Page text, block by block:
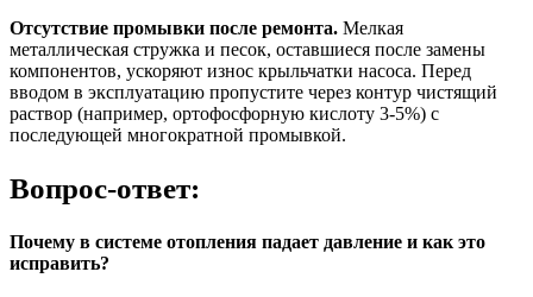
Отсутствие промывки после ремонта. Мелкая
металлическая стружка и песок, оставшиеся после замены
компонентов, ускоряют износ крыльчатки насоса. Перед
вводом в эксплуатацию пропустите через контур чистящий
раствор (например, ортофосфорную кислоту 3-5%) с
последующей многократной промывкой.
Вопрос-ответ:
Почему в системе отопления падает давление и как это
исправить?